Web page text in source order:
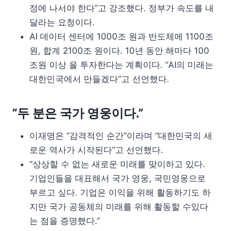
정에 나서야 한다”고 강조했다. 정부가 속도를 내
달라는 요청이다.
AI 데이터 센터에 1000조 원과 반도체에 1100조
원, 합계 2100조 원이다. 10년 동안 해마다 100
조원 이상 을 투자한다는 계획이다. “AI의 미래는
대한민국에서 만들겠다”고 선언했다.
“두 분은 국가 영웅이다.”
이재명은 “감격적인 순간”이라며 “대한민국의 새
로운 역사가 시작된다”고 선언했다.
“상상할 수 없는 새로운 미래를 맞이하고 있다.
기업인들을 대표해서 국가 영웅, 국민영웅으로
부르고 싶다. 기업은 이익을 위해 활동하기도 하
지만 국가 공동체의 미래를 위해 활동할 수있다
는 점을 증명했다.”